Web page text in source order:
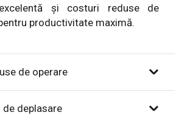
și costuri reduse de
productivitate maximă.
de operare
deplasare